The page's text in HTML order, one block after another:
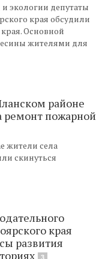
экологии депутаты
края обсудили
Основной
жителями для
районе
ремонт пожарной
жители села
скинуться
края
развития
3